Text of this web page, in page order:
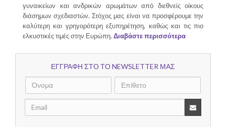
γυναικείων και ανδρικών αρωμάτων από διεθνείς οίκους
διάσημων σχεδιαστών. Στόχος μας είναι να προσφέρουμε την
καλύτερη και γρηγορότερη εξυπηρέτηση, καθώς και τις πιο
ελκυστικές τιμές στην Ευρώπη. Διαβάστε περισσότερα
ΕΓΓΡΑΦΗ ΣΤΟ ΤΟ NEWSLETTER ΜΑΣ